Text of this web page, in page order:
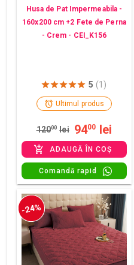
Husa de Pat Impermeabila -
160x200 cm +2 Fete de Perna
- Crem - CEI_K156
5 (1)
Ultimul produs
12000 lei 9400 lei
ADAUGĂ ÎN COȘ
Comandă rapid
-24%